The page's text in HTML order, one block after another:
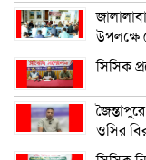
উপলক্ষে
সিসিক
ওসির